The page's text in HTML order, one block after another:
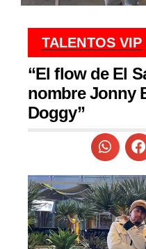
TALENTOS VIP
“El flow de El
nombre Jonny
Doggy”